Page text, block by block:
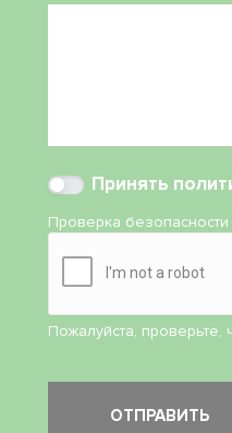
Принять
Проверка
Пожалуйста, проверьте,